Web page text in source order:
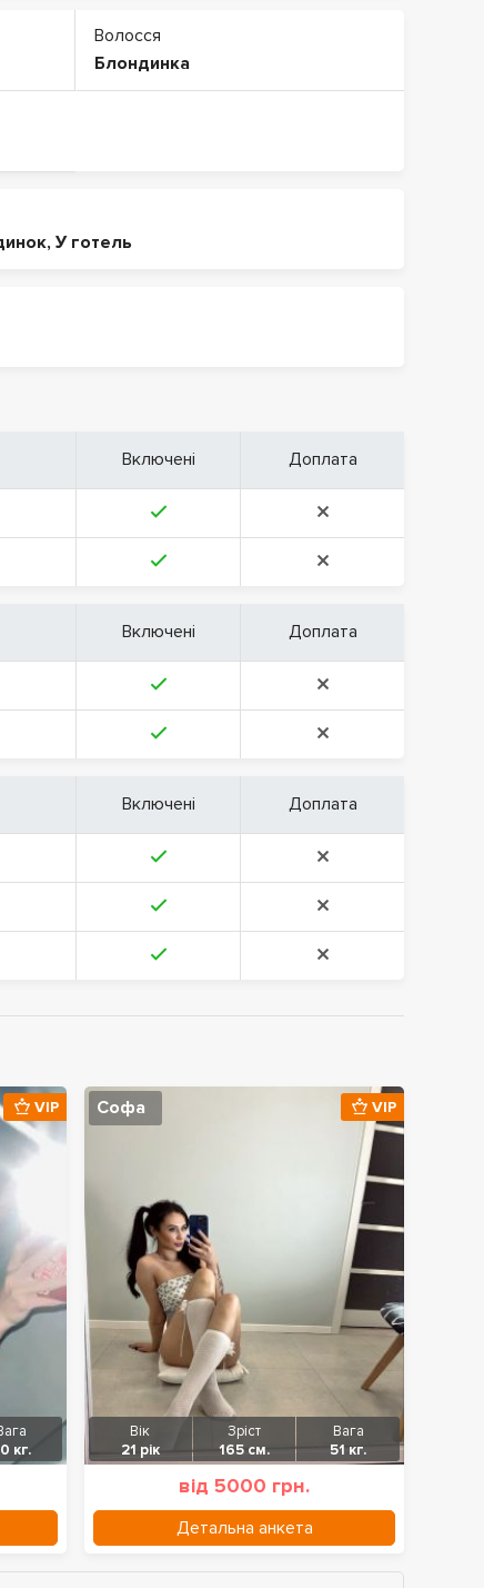
Волосся
Блондинка
, У готель
Включені Доплата
Включені Доплата
Включені Доплата
кг.
VIP Софа
Вік
21 рік
Зріст
165 см.
Вага
51 кг.
від 5000 грн.
Детальна анкета
VIP